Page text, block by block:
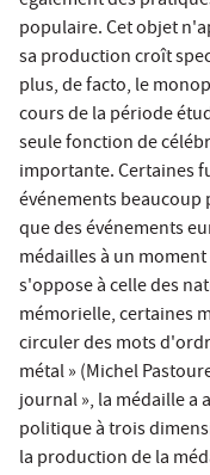
populaire. Cet objet
sa production croît
plus, de facto, le
cours de la période
seule fonction de
importante. Certaines
événements beaucoup
que des événements
médailles à un
s'oppose à celle des
mémorielle, certaines
circuler des mots
métal » (Michel
journal », la médaille a
politique à trois
la production de la